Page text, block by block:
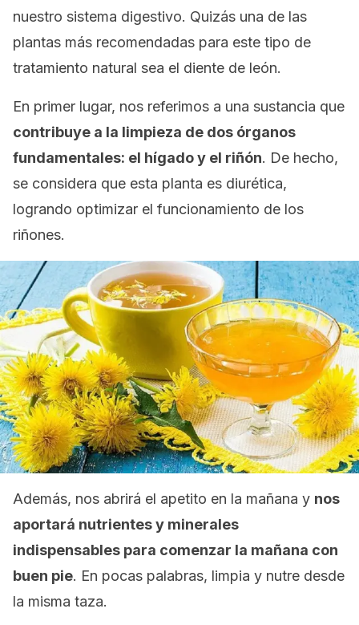
nuestro sistema digestivo. Quizás una de las
plantas más recomendadas para este tipo de
tratamiento natural sea el diente de león.
En primer lugar, nos referimos a una sustancia que
contribuye a la limpieza de dos órganos
fundamentales: el hígado y el riñón. De hecho,
se considera que esta planta es diurética,
logrando optimizar el funcionamiento de los
riñones.
Además, nos abrirá el apetito en la mañana y nos
aportará nutrientes y minerales
indispensables para comenzar la mañana con
buen pie. En pocas palabras, limpia y nutre desde
la misma taza.